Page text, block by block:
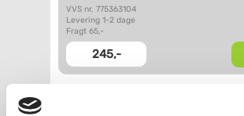
VVS nr. 775363104
Levering 1-2 dage
Fragt 65,-
245,-